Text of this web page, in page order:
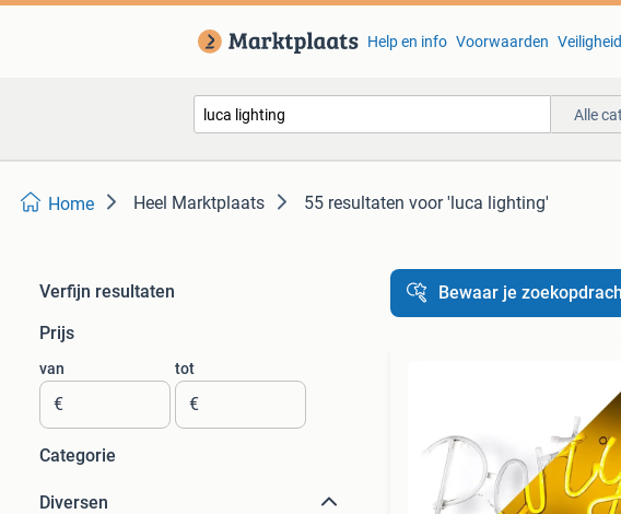
Help en info Voorwaarden
Alle
Home Heel Marktplaats 55 resultaten voor 'luca lighting'
Verfijn resultaten
Prijs
van
€
tot
€
Categorie
Diversen
Bewaar je